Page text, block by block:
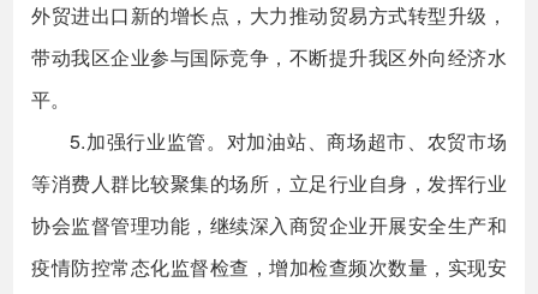
外贸进出口新的增长点，大力推动贸易方式转型升级，
带动我区企业参与国际竞争，不断提升我区外向经济水
平。
5.加强行业监管。对加油站、商场超市、农贸市场
等消费人群比较聚集的场所，立足行业自身，发挥行业
协会监督管理功能，继续深入商贸企业开展安全生产和
疫情防控常态化监督检查，增加检查频次数量，实现安